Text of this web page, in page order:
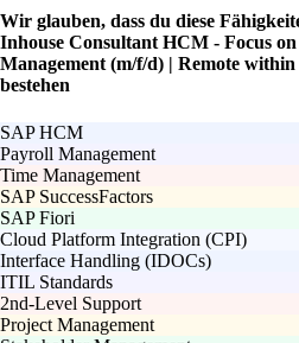
Wir glauben, dass du diese
Inhouse Consultant HCM - Focus
Management (m/f/d) | Remote
bestehen
SAP HCM
Payroll Management
Time Management
SAP SuccessFactors
SAP Fiori
Cloud Platform Integration (CPI)
Interface Handling (IDOCs)
ITIL Standards
2nd-Level Support
Project Management